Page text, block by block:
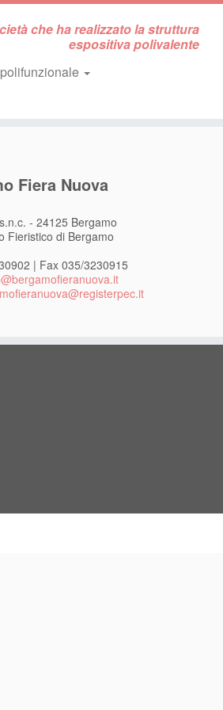
che ha realizzato la struttura
espositiva polivalente
Fiera Nuova
- 24125 Bergamo
Fieristico di Bergamo
| Fax 035/3230915